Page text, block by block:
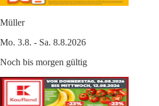
Müller
Mo. 3.8. - Sa. 8.8.2026
Noch bis morgen gültig